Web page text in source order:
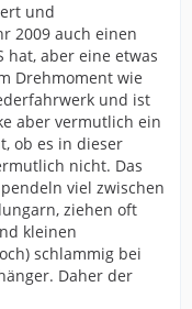
und
2009 auch einen
hat, aber eine etwas
Drehmoment wie
und ist
aber vermutlich ein
ob es in dieser
nicht. Das
viel zwischen
ziehen oft
kleinen
schlammig bei
Daher der